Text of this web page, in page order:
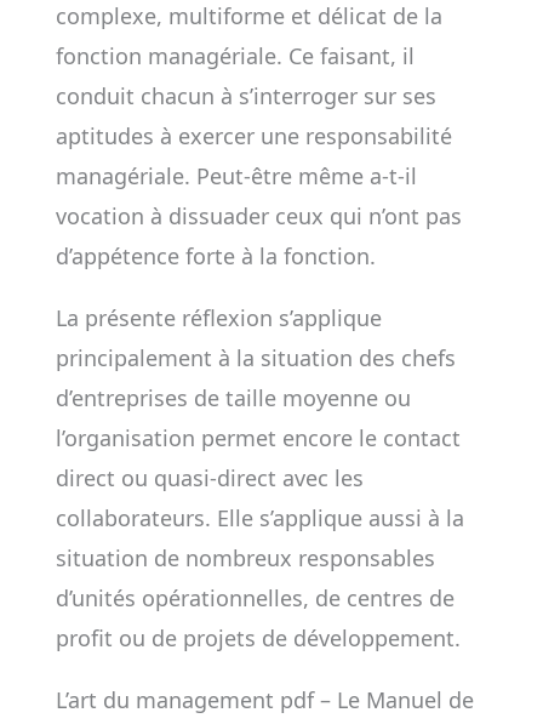
complexe, multiforme et délicat de la
fonction managériale. Ce faisant, il
conduit chacun à s’interroger sur ses
aptitudes à exercer une responsabilité
managériale. Peut-être même a-t-il
vocation à dissuader ceux qui n’ont pas
d’appétence forte à la fonction.
La présente réflexion s’applique
principalement à la situation des chefs
d’entreprises de taille moyenne ou
l’organisation permet encore le contact
direct ou quasi-direct avec les
collaborateurs. Elle s’applique aussi à la
situation de nombreux responsables
d’unités opérationnelles, de centres de
profit ou de projets de développement.
L’art du management pdf – Le Manuel de